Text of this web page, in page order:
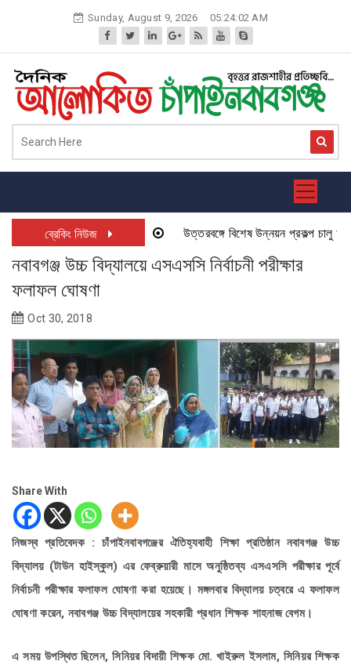
Sunday, August 9, 2026 05:24:02 AM
ব্রেকিং নিউজ উত্তরবঙ্গে বিশেষ উন্নয়ন প্রকল্প চালু হতে
নবাবগঞ্জ উচ্চ বিদ্যালয়ে এসএসসি নির্বাচনী পরীক্ষার
ফলাফল ঘোষণা
Oct 30, 2018
Share With
নিজস্ব প্রতিবেদক : চাঁপাইনবাবগঞ্জের ঐতিহ্যবাহী শিক্ষা প্রতিষ্ঠান নবাবগঞ্জ উচ্চ
বিদ্যালয় (টাউন হাইস্কুল) এর ফেব্রুয়ারী মাসে অনুষ্ঠিতব্য এসএসসি পরীক্ষার পূর্বে
নির্বাচনী পরীক্ষার ফলাফল ঘোষণা করা হয়েছে। মঙ্গলবার বিদ্যালয় চত্বরে এ ফলাফল
ঘোষণা করেন, নবাবগঞ্জ উচ্চ বিদ্যালয়ের সহকারী প্রধান শিক্ষক শাহনাজ বেগম।
এ সময় উপস্থিত ছিলেন, সিনিয়র বিদায়ী শিক্ষক মো. খাইরুল ইসলাম, সিনিয়র শিক্ষক